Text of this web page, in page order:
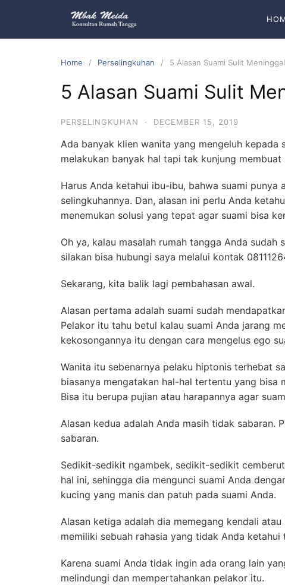
Home Perselingkuhan 5 Alasan Suami Sulit
5 Alasan Suami Sulit
PERSELINGKUHAN · DECEMBER 15, 2019
Ada banyak klien wanita yang mengeluh kepada
melakukan banyak hal tapi tak kunjung
Harus Anda ketahui ibu-ibu, bahwa suami
selingkuhannya. Dan, alasan ini perlu Anda
menemukan solusi yang tepat agar suami bisa
Oh ya, kalau masalah rumah tangga Anda sudah
silakan bisa hubungi saya melalui kontak
Sekarang, kita balik lagi pembahasan awal.
Alasan pertama adalah suami sudah
Pelakor itu tahu betul kalau suami Anda jarang
kekosongannya itu dengan cara mengelus ego
Wanita itu sebenarnya pelaku hiptonis terhebat
biasanya mengatakan hal-hal tertentu yang bisa
Bisa itu berupa pujian atau harapannya agar
Alasan kedua adalah Anda masih tidak
sabaran.
Sedikit-sedikit ngambek, sedikit-sedikit
hal ini, sehingga dia mengunci suami Anda
kucing yang manis dan patuh pada suami Anda.
Alasan ketiga adalah dia memegang kendali
memiliki sebuah rahasia yang tidak Anda
Karena suami Anda tidak ingin ada orang lain
melindungi dan mempertahankan pelakor itu.